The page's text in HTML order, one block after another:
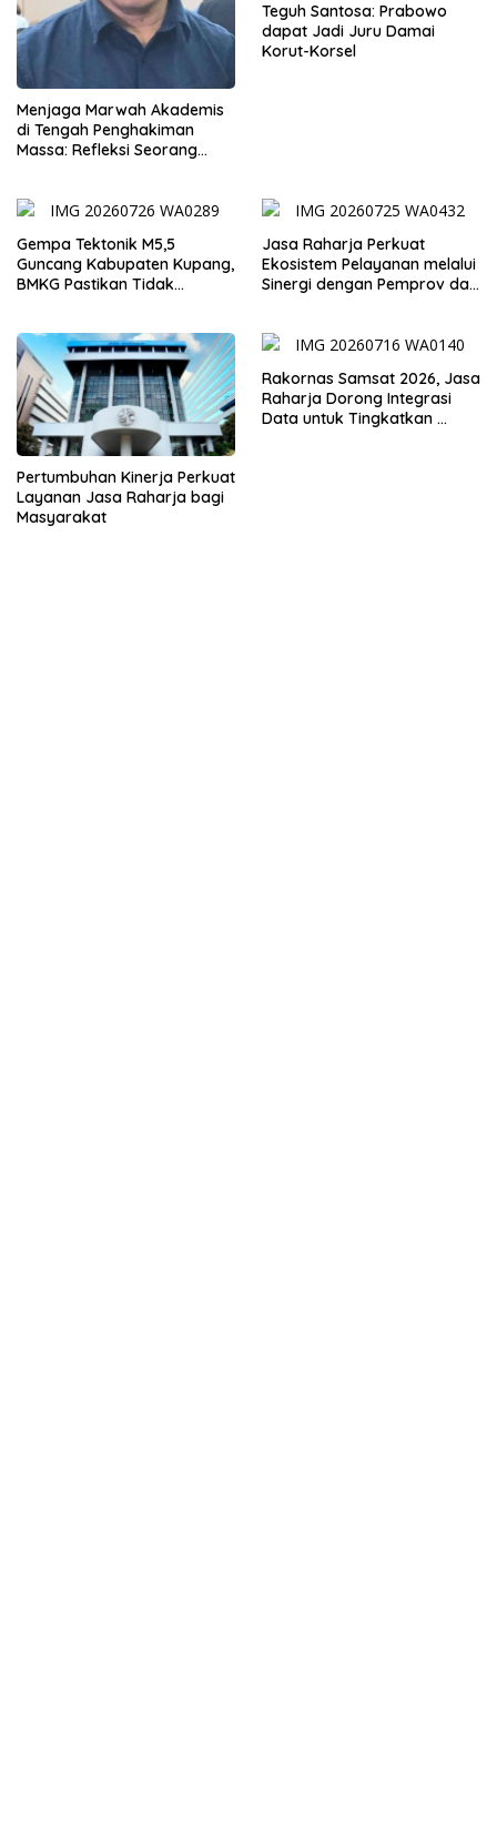
Menjaga Marwah Akademis
di Tengah Penghakiman
Massa: Refleksi Seorang
Teguh Santosa: Prabowo
dapat Jadi Juru Damai
Korut-Korsel
Gempa Tektonik M5,5
Guncang Kabupaten Kupang,
BMKG Pastikan Tidak
Jasa Raharja Perkuat
Ekosistem Pelayanan melalui
Sinergi dengan Pemprov dan
Pertumbuhan Kinerja Perkuat
Layanan Jasa Raharja bagi
Masyarakat
Rakornas Samsat 2026, Jasa
Raharja Dorong Integrasi
Data untuk Tingkatkan